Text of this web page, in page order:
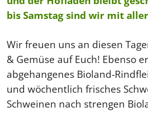
bis Samstag sind wir mit
Wir freuen uns an diesen
& Gemüse auf Euch! Ebenso
abgehangenes Bioland-
und wöchentlich frisches
Schweinen nach strengen